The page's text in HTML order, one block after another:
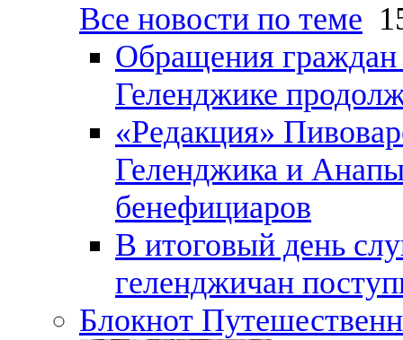
Все новости по теме
Обращения граждан
Геленджике
«Редакция»
Геленджика и
бенефициаров
В итоговый день
геленджичан
Блокнот